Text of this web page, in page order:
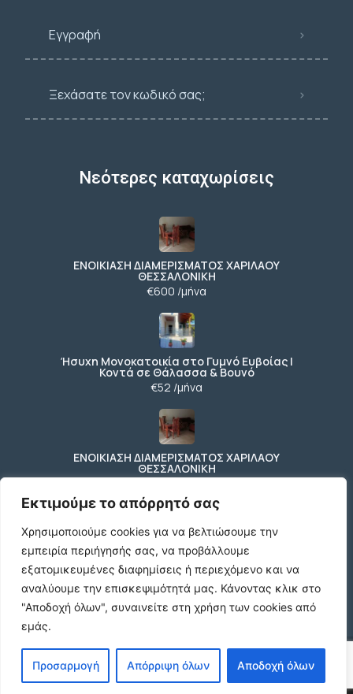
Εκτιμούμε το απόρρητό σας
Χρησιμοποιούμε cookies για να βελτιώσουμε την
εμπειρία περιήγησής σας, να προβάλλουμε
εξατομικευμένες διαφημίσεις ή περιεχόμενο και να
αναλύουμε την επισκεψιμότητά μας. Κάνοντας κλικ στο
"Αποδοχή όλων", συναινείτε στη χρήση των cookies από
εμάς.
Προσαρμογή Απόρριψη όλων Αποδοχή όλων
Εγγραφή
Ξεχάσατε τον κωδικό σας;
Νεότερες καταχωρίσεις
ΕΝΟΙΚΙΑΣΗ ΔΙΑΜΕΡΙΣΜΑΤΟΣ ΧΑΡΙΛΑΟΥ
ΘΕΣΣΑΛΟΝΙΚΗ
€600 /μήνα
Ήσυχη Μονοκατοικία στο Γυμνό Ευβοίας |
Κοντά σε Θάλασσα & Βουνό
€52 /μήνα
ΕΝΟΙΚΙΑΣΗ ΔΙΑΜΕΡΙΣΜΑΤΟΣ ΧΑΡΙΛΑΟΥ
ΘΕΣΣΑΛΟΝΙΚΗ
Κωδικος ακινητου Μ480 καταστημα στον
Ευοσμο
€500 /μήνα
© 2026 agx.gr. All rights reserved.